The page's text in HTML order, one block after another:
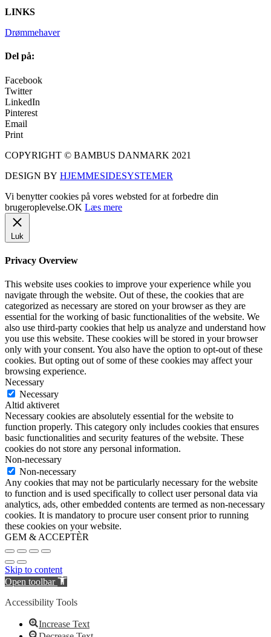
LINKS
Drømmehaver
Del på:
Facebook
Twitter
LinkedIn
Pinterest
Email
Print
COPYRIGHT © BAMBUS DANMARK 2021
DESIGN BY HJEMMESIDESYSTEMER
Vi benytter cookies på vores websted for at forbedre din
brugeroplevelse.OK Læs mere
Luk
Privacy Overview
This website uses cookies to improve your experience while you
navigate through the website. Out of these, the cookies that are
categorized as necessary are stored on your browser as they are
essential for the working of basic functionalities of the website. We
also use third-party cookies that help us analyze and understand how
you use this website. These cookies will be stored in your browser
only with your consent. You also have the option to opt-out of these
cookies. But opting out of some of these cookies may affect your
browsing experience.
Necessary
Necessary
Altid aktiveret
Necessary cookies are absolutely essential for the website to
function properly. This category only includes cookies that ensures
basic functionalities and security features of the website. These
cookies do not store any personal information.
Non-necessary
Non-necessary
Any cookies that may not be particularly necessary for the website
to function and is used specifically to collect user personal data via
analytics, ads, other embedded contents are termed as non-necessary
cookies. It is mandatory to procure user consent prior to running
these cookies on your website.
GEM & ACCEPTÈR
Skip to content
Open toolbar
Accessibility Tools
Increase Text